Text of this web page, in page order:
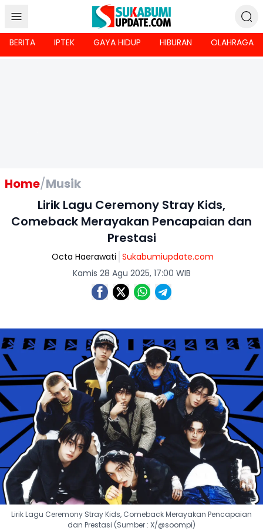
BERITA IPTEK GAYA HIDUP HIBURAN OLAHRAGA
Home/Musik
Lirik Lagu Ceremony Stray Kids,
Comeback Merayakan Pencapaian dan
Prestasi
Octa Haerawati Sukabumiupdate.com
Kamis 28 Agu 2025, 17:00 WIB
Lirik Lagu Ceremony Stray Kids, Comeback Merayakan Pencapaian
dan Prestasi (Sumber : X/@soompi)